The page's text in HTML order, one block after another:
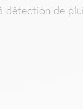
détection de